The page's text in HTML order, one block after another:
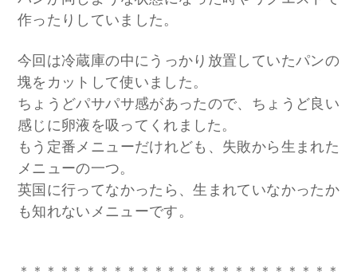
作ったりしていました。
今回は冷蔵庫の中にうっかり放置していたパンの
塊をカットして使いました。
ちょうどパサパサ感があったので、ちょうど良い
感じに卵液を吸ってくれました。
もう定番メニューだけれども、失敗から生まれた
メニューの一つ。
英国に行ってなかったら、生まれていなかったか
も知れないメニューです。
＊＊＊＊＊＊＊＊＊＊＊＊＊＊＊＊＊＊＊＊＊＊＊＊